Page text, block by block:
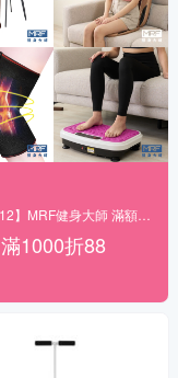
滿1000折88